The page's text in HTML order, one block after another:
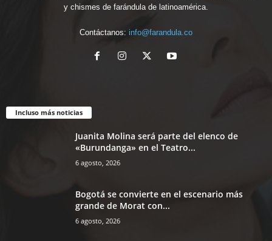
y chismes de farándula de latinoamérica.
Contáctanos: info@farandula.co
Incluso más noticias
Juanita Molina será parte del elenco de
«Burundanga» en el Teatro...
6 agosto, 2026
Bogotá se convierte en el escenario más
grande de Morat con...
6 agosto, 2026